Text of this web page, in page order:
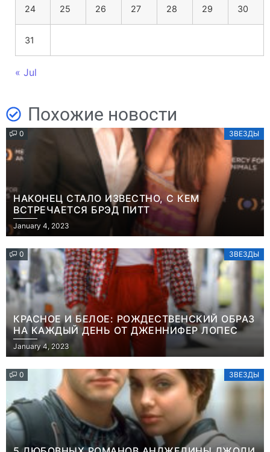
24 25 26 27 28 29 30
31
« Jul
Похожие новости
0 ЗВЕЗДЫ
НАКОНЕЦ СТАЛО ИЗВЕСТНО, С КЕМ
ВСТРЕЧАЕТСЯ БРЭД ПИТТ
January 4, 2023
0 ЗВЕЗДЫ
КРАСНОЕ И БЕЛОЕ: РОЖДЕСТВЕНСКИЙ ОБРАЗ
НА КАЖДЫЙ ДЕНЬ ОТ ДЖЕННИФЕР ЛОПЕС
January 4, 2023
0 ЗВЕЗДЫ